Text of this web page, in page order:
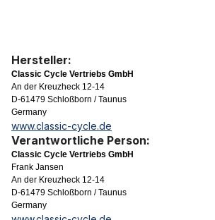
Hersteller:
Classic Cycle Vertriebs GmbH
An der Kreuzheck 12-14
D-61479 Schloßborn / Taunus
Germany
www.classic-cycle.de
Verantwortliche Person:
Classic Cycle Vertriebs GmbH
Frank Jansen
An der Kreuzheck 12-14
D-61479 Schloßborn / Taunus
Germany